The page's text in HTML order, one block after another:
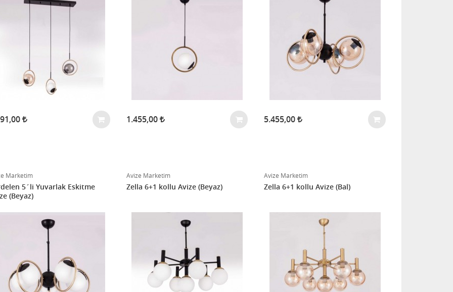
1.455,00 5.455,00
Marketim
5´li Yuvarlak Eskitme
(Beyaz)
Avize Marketim
Zella 6+1 kollu Avize (Beyaz)
Avize Marketim
Zella 6+1 kollu Avize (Bal)